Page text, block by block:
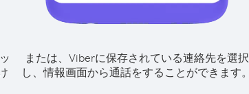
または、Viberに保存されている連絡先を選択
し、情報画面から通話をすることができます。